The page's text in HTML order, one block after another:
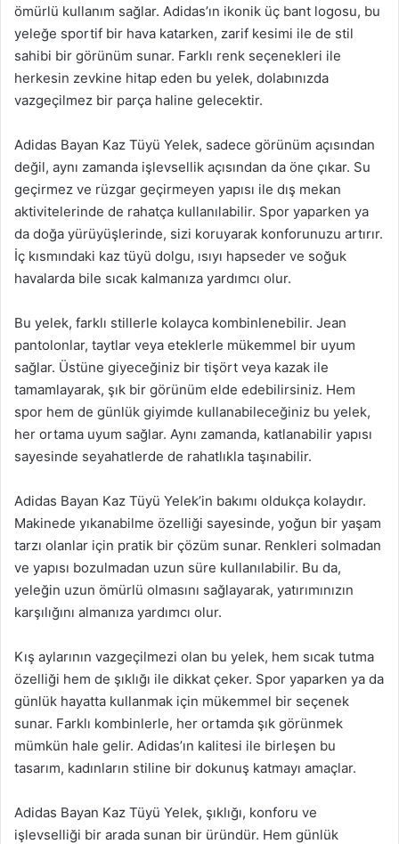
ömürlü kullanım sağlar. Adidas’ın ikonik üç bant logosu, bu
yeleğe sportif bir hava katarken, zarif kesimi ile de stil
sahibi bir görünüm sunar. Farklı renk seçenekleri ile
herkesin zevkine hitap eden bu yelek, dolabınızda
vazgeçilmez bir parça haline gelecektir.
Adidas Bayan Kaz Tüyü Yelek, sadece görünüm açısından
değil, aynı zamanda işlevsellik açısından da öne çıkar. Su
geçirmez ve rüzgar geçirmeyen yapısı ile dış mekan
aktivitelerinde de rahatça kullanılabilir. Spor yaparken ya
da doğa yürüyüşlerinde, sizi koruyarak konforunuzu artırır.
İç kısmındaki kaz tüyü dolgu, ısıyı hapseder ve soğuk
havalarda bile sıcak kalmanıza yardımcı olur.
Bu yelek, farklı stillerle kolayca kombinlenebilir. Jean
pantolonlar, taytlar veya eteklerle mükemmel bir uyum
sağlar. Üstüne giyeceğiniz bir tişört veya kazak ile
tamamlayarak, şık bir görünüm elde edebilirsiniz. Hem
spor hem de günlük giyimde kullanabileceğiniz bu yelek,
her ortama uyum sağlar. Aynı zamanda, katlanabilir yapısı
sayesinde seyahatlerde de rahatlıkla taşınabilir.
Adidas Bayan Kaz Tüyü Yelek’in bakımı oldukça kolaydır.
Makinede yıkanabilme özelliği sayesinde, yoğun bir yaşam
tarzı olanlar için pratik bir çözüm sunar. Renkleri solmadan
ve yapısı bozulmadan uzun süre kullanılabilir. Bu da,
yeleğin uzun ömürlü olmasını sağlayarak, yatırımınızın
karşılığını almanıza yardımcı olur.
Kış aylarının vazgeçilmezi olan bu yelek, hem sıcak tutma
özelliği hem de şıklığı ile dikkat çeker. Spor yaparken ya da
günlük hayatta kullanmak için mükemmel bir seçenek
sunar. Farklı kombinlerle, her ortamda şık görünmek
mümkün hale gelir. Adidas’ın kalitesi ile birleşen bu
tasarım, kadınların stiline bir dokunuş katmayı amaçlar.
Adidas Bayan Kaz Tüyü Yelek, şıklığı, konforu ve
işlevselliği bir arada sunan bir üründür. Hem günlük